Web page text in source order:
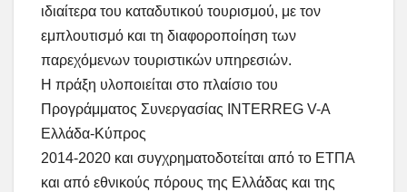
ιδιαίτερα του καταδυτικού τουρισμού, με τον
εμπλουτισμό και τη διαφοροποίηση των
παρεχόμενων τουριστικών υπηρεσιών.
Η πράξη υλοποιείται στο πλαίσιο του
Προγράμματος Συνεργασίας INTERREG V-A
Ελλάδα-Κύπρος
2014-2020 και συγχρηματοδοτείται από το ΕΤΠΑ
και από εθνικούς πόρους της Ελλάδας και της